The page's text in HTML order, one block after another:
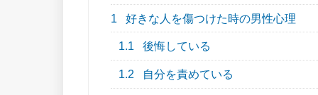
1 好きな人を傷つけた時の男性心理
1.1 後悔している
1.2 自分を責めている